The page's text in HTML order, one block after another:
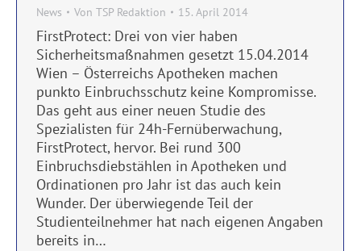
News Von TSP Redaktion 15. April 2014
FirstProtect: Drei von vier haben
Sicherheitsmaßnahmen gesetzt 15.04.2014
Wien – Österreichs Apotheken machen
punkto Einbruchsschutz keine Kompromisse.
Das geht aus einer neuen Studie des
Spezialisten für 24h-Fernüberwachung,
FirstProtect, hervor. Bei rund 300
Einbruchsdiebstählen in Apotheken und
Ordinationen pro Jahr ist das auch kein
Wunder. Der überwiegende Teil der
Studienteilnehmer hat nach eigenen Angaben
bereits in…